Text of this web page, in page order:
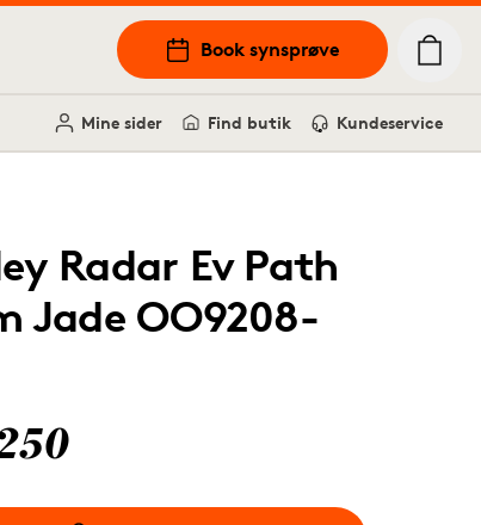
Book synsprøve
Mine sider Find butik Kundeservice
Radar Ev Path
Jade OO9208-